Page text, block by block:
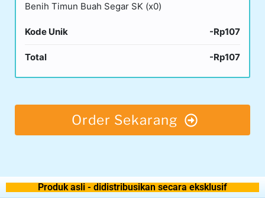
Benih Timun Buah Segar SK (x0)
Kode Unik -Rp107
Total -Rp107
Order Sekarang
Produk asli - didistribusikan secara eksklusif